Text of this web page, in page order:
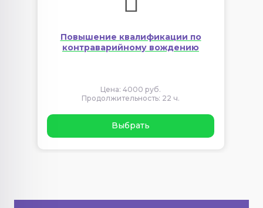
Повышение квалификации по
контраварийному вождению
Цена: 4000 руб.
Продолжительность: 22 ч.
Выбрать